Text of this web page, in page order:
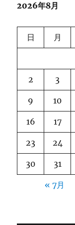
ン
2026年8月
日 月
2 3
9 10
16 17
23 24
30 31
« 7月